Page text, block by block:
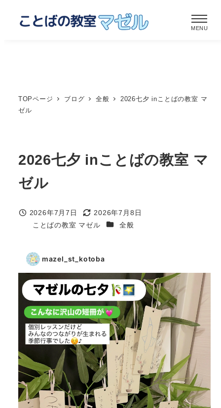
MENU
TOPページ ブログ 全般
2026七夕 inことばの教室 マ
ゼル
2026七夕 inことばの教室 マ
ゼル
投稿日
2026年7月7日
更新日
2026年7月8日
ことばの教室 マゼル カテゴリー
全般
mazel_st_kotoba